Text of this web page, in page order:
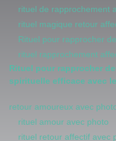
rituel de rapprochement
rituel magique retour
Rituel pour rapprocher
rituel rapprochement
Rituel pour rapprocher
spirituelle efficace avec
retour amoureux avec
rituel amour avec photo
rituel retour affectif avec